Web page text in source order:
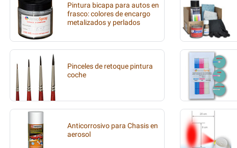
Pintura bicapa para autos en
frasco: colores de encargo
metalizados y perlados
Pinceles de retoque pintura
coche
Anticorrosivo para Chasis en
aerosol